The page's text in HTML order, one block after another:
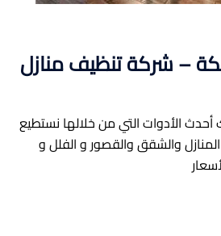
– شركة تنظيف منازل
الأدوات التي من خلالها نستطيع
والشقق والقصور و الفلل و